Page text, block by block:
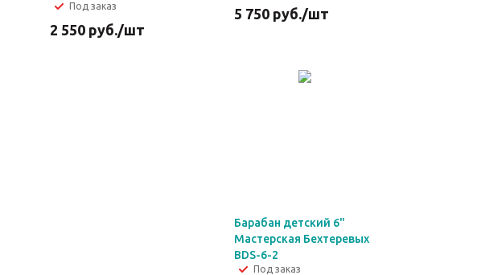
Под заказ
2 550 руб./шт
5 750руб./шт
Барабан детский 6"
Мастерская Бехтеревых
BDS-6-2
Под заказ